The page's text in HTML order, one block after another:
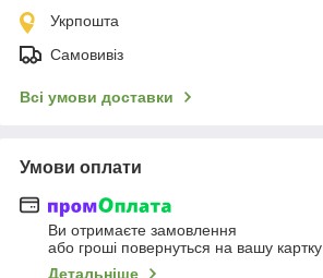
Укрпошта
Самовивіз
Всі умови доставки
Умови оплати
Ви отримаєте замовлення
або гроші повернуться на вашу картку
Детальніше